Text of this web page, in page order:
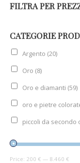
FILTRA PER
CATEGORIE
Argento (20)
Oro (8)
Oro e diamanti (59)
oro e pietre
piccoli da secondo
Price: 200 € — 8.460 €